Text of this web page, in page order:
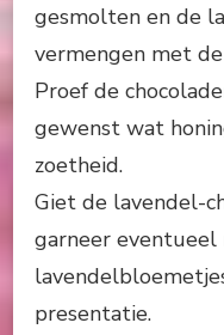
gesmolten en de
vermengen met
Proef de
gewenst wat
zoetheid.
Giet de lavendel-
garneer eventueel
presentatie.